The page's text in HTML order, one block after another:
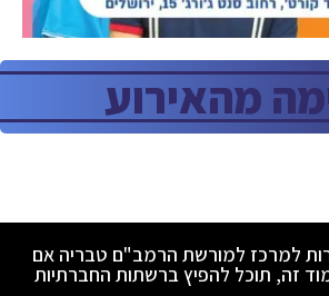
מהאירוע
למרכז למורשת הרמב"ם טבריה אם
זה, תוכל להפיץ ברשתות החברתיות